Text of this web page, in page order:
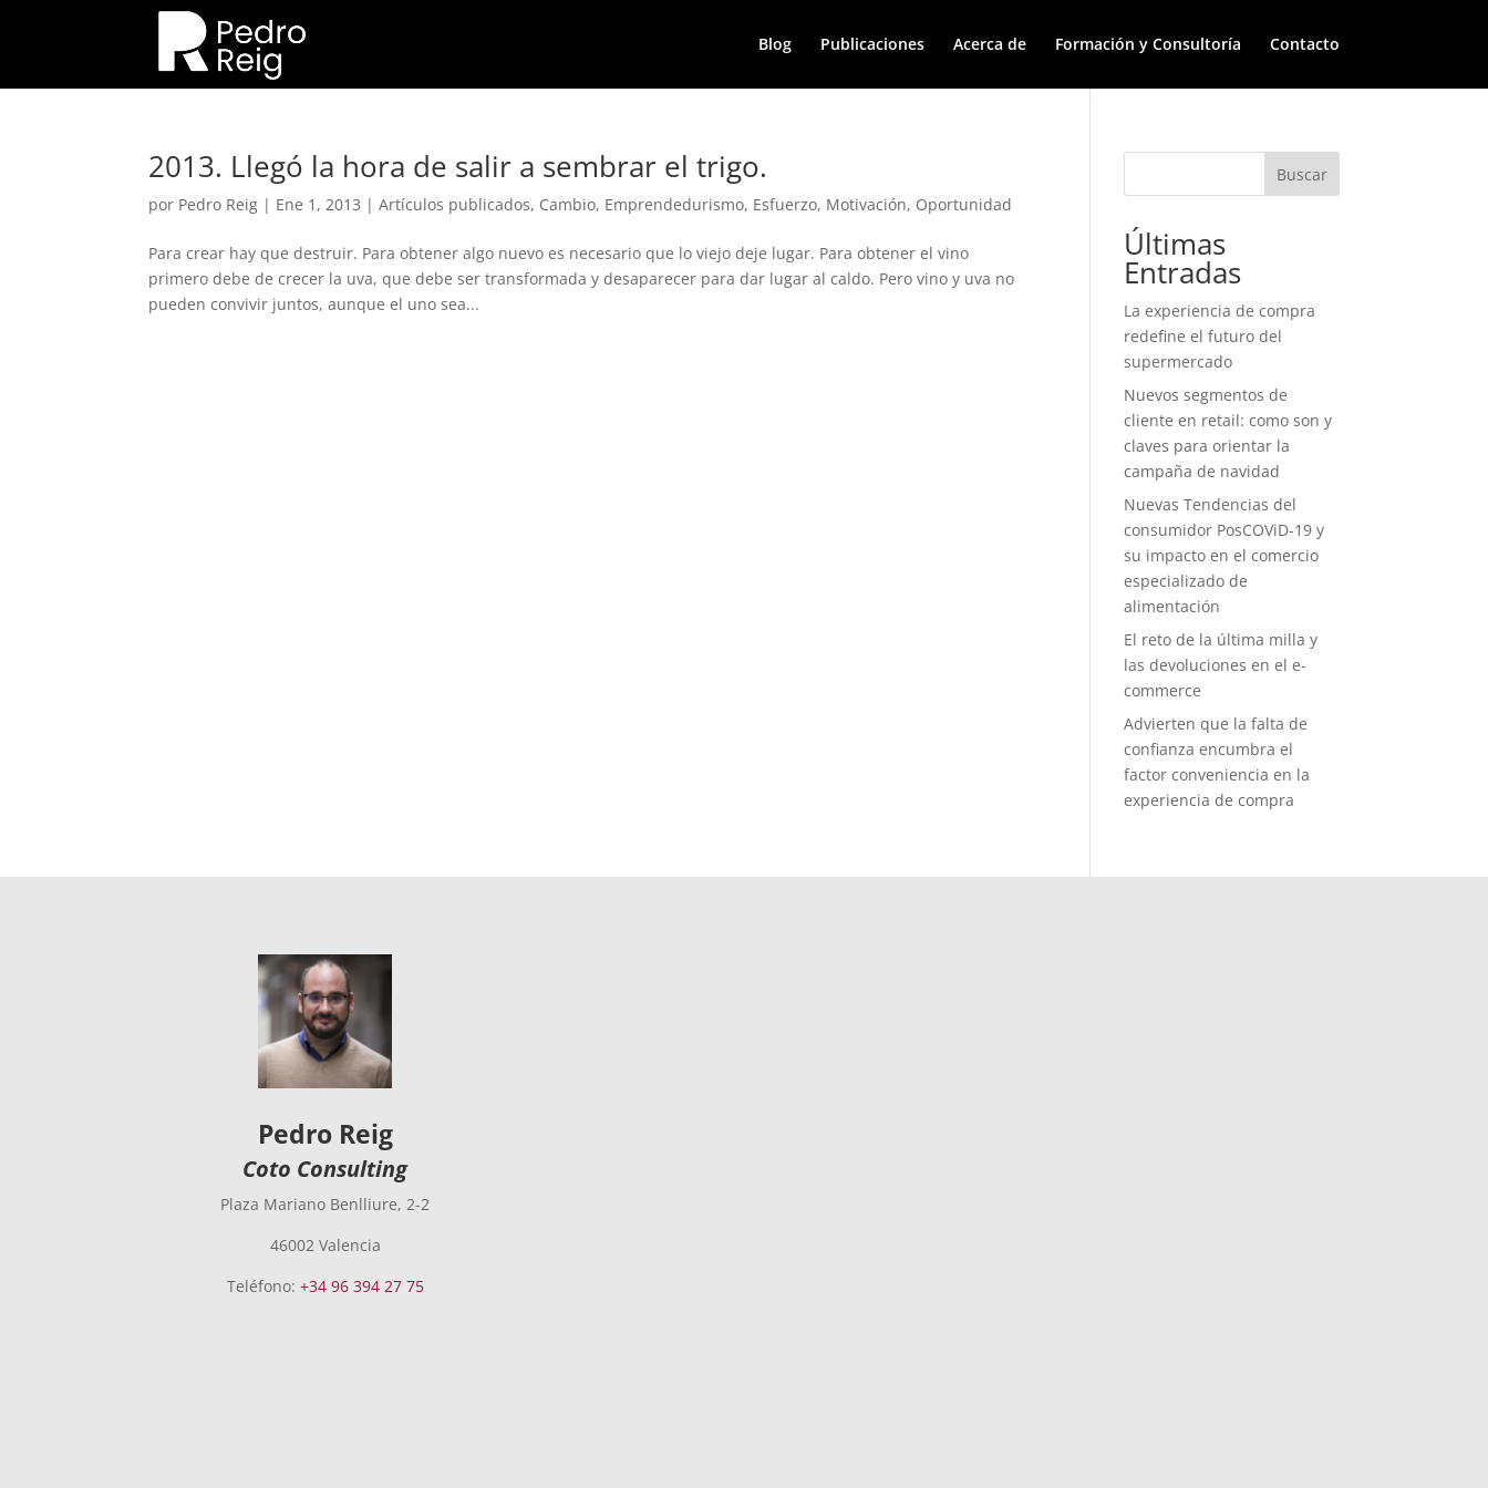
Blog Publicaciones Acerca de Formación y Consultoría Contacto
2013. Llegó la hora de salir a sembrar el trigo.
por Pedro Reig | Ene 1, 2013 |Artículos publicados, Cambio, Emprendedurismo, Esfuerzo, Motivación, Oportunidad
Para crear hay que destruir. Para obtener algo nuevo es necesario que lo viejo deje lugar. Para obtener el vino
primero debe de crecer la uva, que debe ser transformada y desaparecer para dar lugar al caldo. Pero vino y uva no
pueden convivir juntos, aunque el uno sea...
Buscar
Últimas
Entradas
La experiencia de compra
redefine el futuro del
supermercado
Nuevos segmentos de
cliente en retail: como son y
claves para orientar la
campaña de navidad
Nuevas Tendencias del
consumidor PosCOViD-19 y
su impacto en el comercio
especializado de
alimentación
El reto de la última milla y
las devoluciones en el e-
commerce
Advierten que la falta de
confianza encumbra el
factor conveniencia en la
experiencia de compra
Pedro Reig
Coto Consulting
Plaza Mariano Benlliure, 2-2
46002 Valencia
Teléfono: +34 96 394 27 75